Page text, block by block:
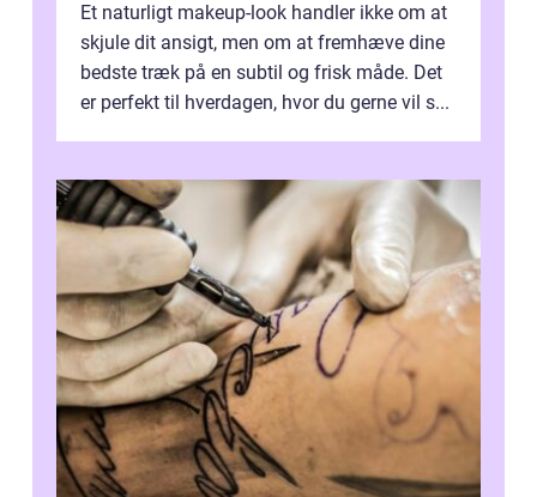
Et naturligt makeup-look handler ikke om at
skjule dit ansigt, men om at fremhæve dine
bedste træk på en subtil og frisk måde. Det
er perfekt til hverdagen, hvor du gerne vil s...